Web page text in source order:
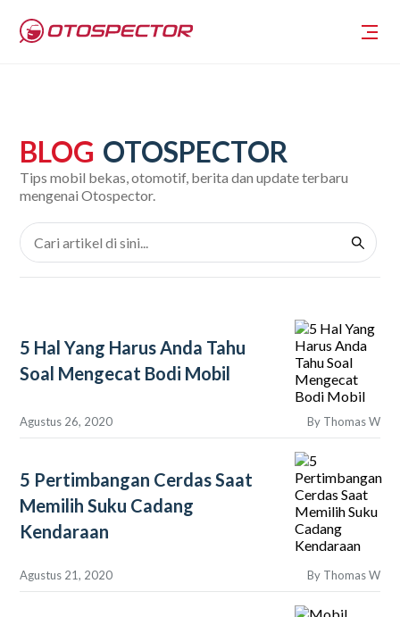
BLOG OTOSPECTOR
Tips mobil bekas, otomotif, berita dan update terbaru
mengenai Otospector.
5 Hal Yang Harus Anda Tahu
Soal Mengecat Bodi Mobil
Agustus 26, 2020 By Thomas W
5 Pertimbangan Cerdas Saat
Memilih Suku Cadang
Kendaraan
Agustus 21, 2020 By Thomas W